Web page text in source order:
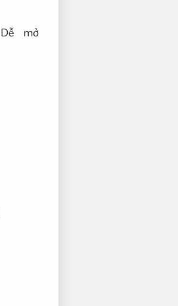
Dễ mở